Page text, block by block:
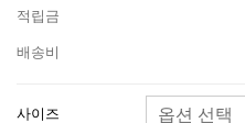
적립금
배송비
사이즈